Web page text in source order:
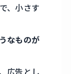
、小さす
なものが